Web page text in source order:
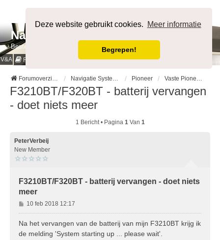
Deze website gebruikt cookies. Meer informatie
Begrepen!
NavigatieForum
Bestemming bereikt.
V&A Regels
Forumoverzicht Navigatie Systemen op merk Pioneer Vaste Pioneer systemen
F3210BT/F320BT - batterij vervangen
- doet niets meer
1 Bericht • Pagina 1Van 1
PeterVerbeij
New Member
F3210BT/F320BT - batterij vervangen - doet niets
meer
B
e
c
10 feb 2018 12:17
Na het vervangen van de batterij van mijn F3210BT krijg ik
de melding 'System starting up ... please wait'.